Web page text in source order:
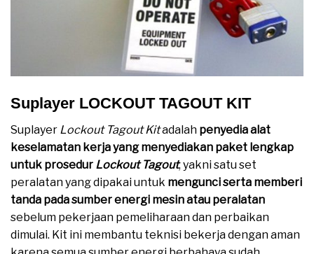
Suplayer LOCKOUT TAGOUT KIT
Suplayer Lockout Tagout Kitadalah penyedia alat
keselamatan kerja yang menyediakan paket lengkap
untuk prosedur Lockout Tagout, yakni satu set
peralatan yang dipakai untuk mengunci serta memberi
tanda pada sumber energi mesin atau peralatan
sebelum pekerjaan pemeliharaan dan perbaikan
dimulai. Kit ini membantu teknisi bekerja dengan aman